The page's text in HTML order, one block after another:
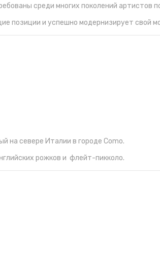
среди многих поколений артистов
позиции и успешно модернизирует свой
на севере Италии в городе Como.
рожков и флейт-пикколо.